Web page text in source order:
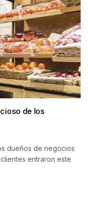
de los
dueños de negocios
entraron este